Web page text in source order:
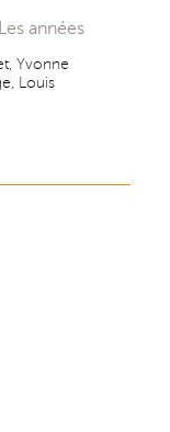
années
Yvonne
Louis